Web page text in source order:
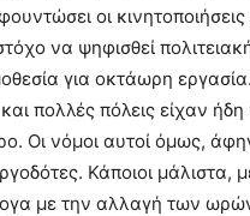
οι κινητοποιήσεις
να ψηφισθεί
για οκτάωρη
πολλές πόλεις είχαν
Οι νόμοι αυτοί όμως,
Κάποιοι μάλιστα,
με την αλλαγή των